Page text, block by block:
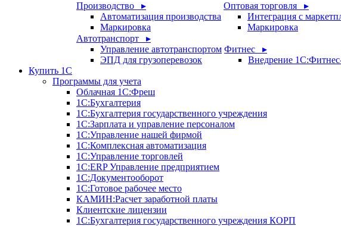
Производство ▸
Автоматизация производства
Маркировка
Оптовая торговля ▸
Интеграция с
Маркировка
Автотранспорт ▸
Управление автотранспортом
ЭПД для грузоперевозок
Фитнес ▸
Внедрение
Купить 1С
Программы для учета
Облачная 1С:Фреш
1С:Бухгалтерия
1С:Бухгалтерия государственного учреждения
1С:Зарплата и управление персоналом
1С:Управление нашей фирмой
1С:Комплексная автоматизация
1С:Управление торговлей
1С:ERP Управление предприятием
1С:Документооборот
1C:Готовое рабочее место
КАМИН:Расчет заработной платы
Клиентские лицензии
1С:Бухгалтерия государственного учреждения КОРП